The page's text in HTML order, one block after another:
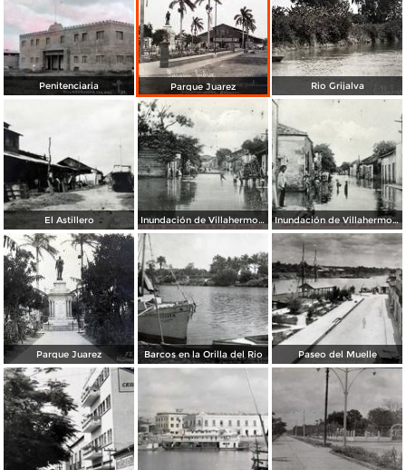
Penitenciaria Parque Juarez Rio Grijalva
El Astillero Inundación de Villahermosa, en 1909: Calle de Doña Marina Inundación de Villahermosa, en 1909: Calle de Méndez
Parque Juarez Barcos en la Orilla del Rio Paseo del Muelle